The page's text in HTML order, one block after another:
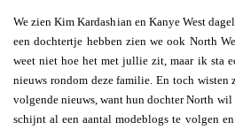
We zien Kim Kardashian en Kanye West
een dochtertje hebben zien we ook North
weet niet hoe het met jullie zit, maar ik sta
nieuws rondom deze familie. En toch wisten
volgende nieuws, want hun dochter North
schijnt al een aantal modeblogs te volgen